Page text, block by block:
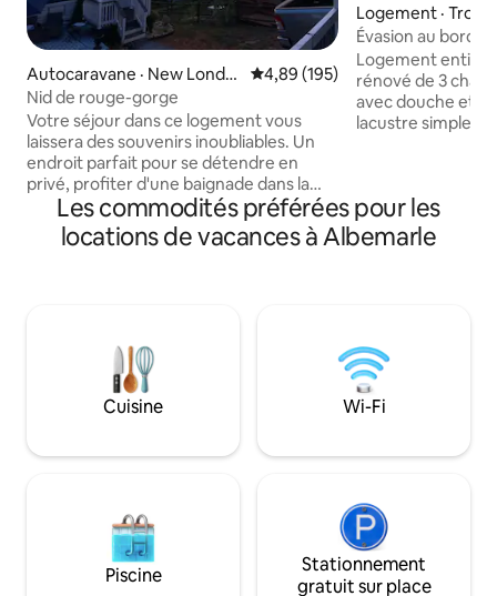
Autocaravane · New Londo
n
Note moyenne de 4,89 sur 5,
4,89 (195)
Nid de rouge-gorge
Votre séjour dans ce logement vous
laissera des souvenirs inoubliables. Un
endroit parfait pour se détendre en
privé, profiter d'une baignade dans la
piscine ou profiter des rayons du soleil à
la plage ! Situé dans le complexe hôtelier
Badin Shores. Le complexe hôtelier
basket-ball et de volley-ball, un terrain
de fer à cheval, 3 aires de jeux, une jetée
de pêche, un étang de pêche rempli,
une rampe de mise à l'eau, une
du lac et un restaurant/bar et grill. Situé
Logement · Troy
Évasion au bord
Logement
rénové de 3
avec douche et
lacustre simple
magnifique
sur le lac Tillery
Nouveau foyer
terrasse pour
et des chaises à
collations est
Les commodités préférées pour les
locations de vacances à Albemarle
Cuisine Wi-Fi
Piscine
Stationnement
gratuit sur place